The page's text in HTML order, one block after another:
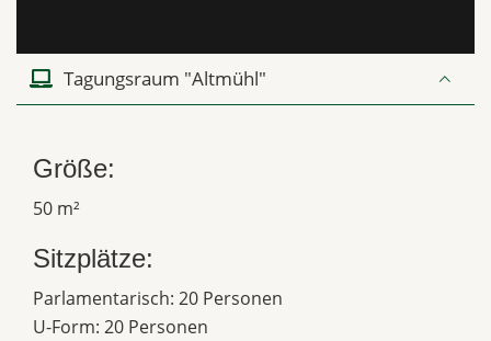
Tagungsraum "Altmühl"
Größe:
50 m²
Sitzplätze:
Parlamentarisch: 20 Personen
U-Form: 20 Personen